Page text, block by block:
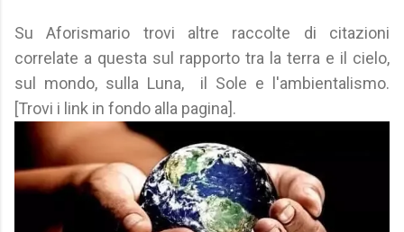
Su Aforismario trovi altre raccolte di citazioni
correlate a questa sul rapporto tra la terra e il cielo,
sul mondo, sulla Luna, il Sole e l'ambientalismo.
[Trovi i link in fondo alla pagina].